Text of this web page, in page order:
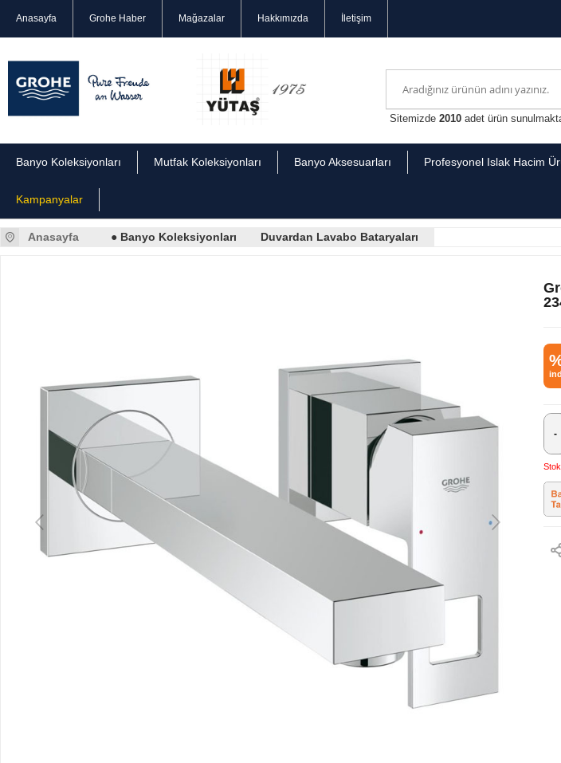
Anasayfa Grohe Haber Mağazalar Hakkımızda İletişim
Sitemizde2010 adet ürün
Banyo Koleksiyonları Mutfak Koleksiyonları Banyo Aksesuarları Profesyonel Islak Hacim
Kampanyalar
Anasayfa ● Banyo Koleksiyonları Duvardan Lavabo Bataryaları
-
Stok